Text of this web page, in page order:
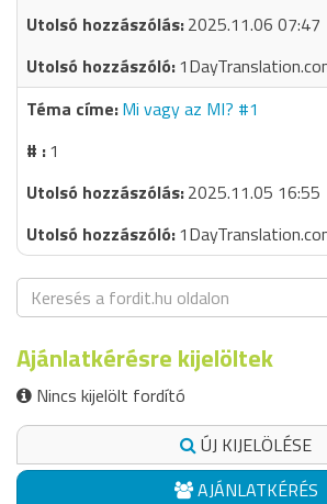
2025.11.06 07:47
Mi vagy az MI? #1
1
2025.11.05 16:55
Ajánlatkérésre kijelöltek
Nincs kijelölt fordító
ÚJ KIJELÖLÉSE
AJÁNLATKÉRÉS